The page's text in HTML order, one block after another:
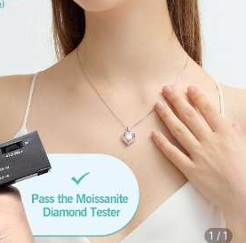
1 / 1